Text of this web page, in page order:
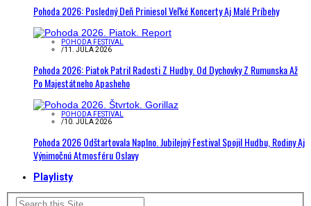
Pohoda 2026: Posledný Deň Priniesol Veľké Koncerty Aj Malé Príbehy
POHODA FESTIVAL
/11. JÚLA 2026
Pohoda 2026: Piatok Patril Radosti Z Hudby. Od Dychovky Z Rumunska Až
Po Majestátneho Apasheho
POHODA FESTIVAL
/10. JÚLA 2026
Pohoda 2026 Odštartovala Naplno. Jubilejný Festival Spojil Hudbu, Rodiny Aj
Výnimočnú Atmosféru Oslavy
Playlisty